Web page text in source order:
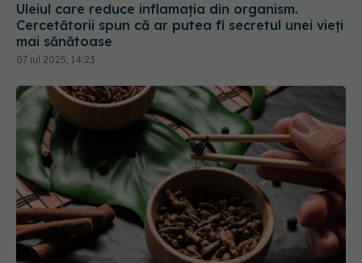
Uleiul care reduce inflamația din organism.
Cercetătorii spun că ar putea fi secretul unei vieți
mai sănătoase
07 iul 2025, 14:23